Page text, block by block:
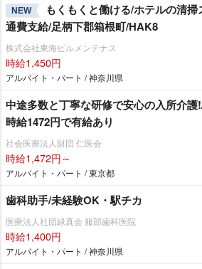
NEW
もくもくと働ける/ホテルの清
通費支給/足柄下郡箱根町/HAK8
株式会社東海ビルメンテナス
時給1,450円
アルバイト・パート / 神奈川県
中途多数と丁寧な研修で安心の入所介
時給1472円で有給あり
社会医療法人財団 仁医会
時給1,472円～
アルバイト・パート / 東京都
歯科助手/未経験OK・駅チカ
医療法人社団緑真会 服部歯科医院
時給1,400円
アルバイト・パート / 神奈川県